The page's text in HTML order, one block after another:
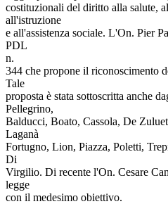
costituzionali del diritto alla salute,
all'istruzione
e all'assistenza sociale. L'On. Pier
PDL
n.
344 che propone il riconoscimento
Tale
proposta è stata sottoscritta anche
Pellegrino,
Balducci, Boato, Cassola, De
Laganà
Fortugno, Lion, Piazza, Poletti,
Di
Virgilio. Di recente l'On. Cesare
legge
con il medesimo obiettivo.